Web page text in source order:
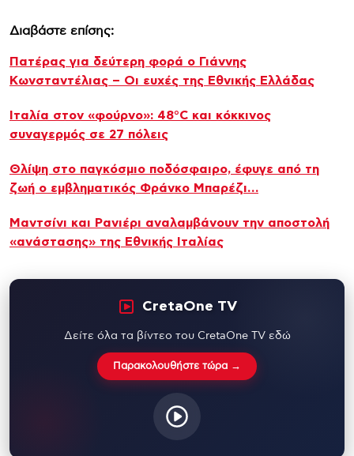
Διαβάστε επίσης:
Πατέρας για δεύτερη φορά ο Γιάννης
Κωνσταντέλιας – Οι ευχές της Εθνικής Ελλάδας
Ιταλία στον «φούρνο»: 48°C και κόκκινος
συναγερμός σε 27 πόλεις
Θλίψη στο παγκόσμιο ποδόσφαιρο, έφυγε από τη
ζωή ο εμβληματικός Φράνκο Μπαρέζι…
Μαντσίνι και Ρανιέρι αναλαμβάνουν την αποστολή
«ανάστασης» της Εθνικής Ιταλίας
CretaOne TV
Δείτε όλα τα βίντεο του CretaOne TV εδώ
Παρακολουθήστε τώρα →